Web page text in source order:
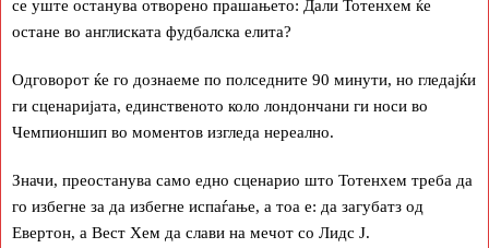
се уште останува отворено прашањето: Дали Тотенхем ќе
остане во англиската фудбалска елита?
Одговорот ќе го дознаеме по полседните 90 минути, но гледајќи
ги сценаријата, единственото коло лондончани ги носи во
Чемпионшип во моментов изгледа нереално.
Значи, преостанува само едно сценарио што Тотенхем треба да
го избегне за да избегне испаѓање, а тоа е: да загубатз од
Евертон, а Вест Хем да слави на мечот со Лидс Ј.